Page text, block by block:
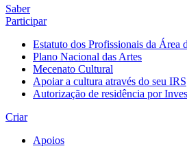
Saber
Participar
Estatuto dos Profissionais da Área
Plano Nacional das Artes
Mecenato Cultural
Apoiar a cultura através do seu IRS
Autorização de residência por
Criar
Apoios